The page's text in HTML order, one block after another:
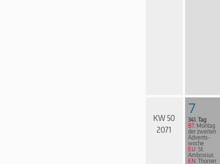
KW 50
2071
7
341. Tag
BT: Montag
der zweiten
Advents­
woche
EU: St.
Ambrosius
EN: Thorner